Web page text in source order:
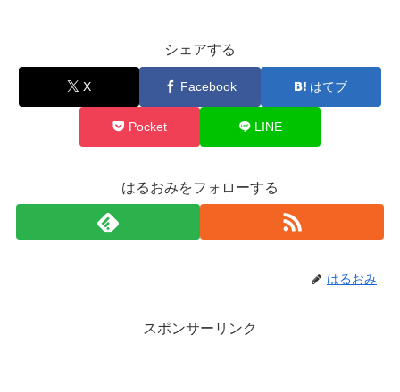
シェアする
X Facebook はてブ
Pocket LINE
はるおみをフォローする
はるおみ
スポンサーリンク